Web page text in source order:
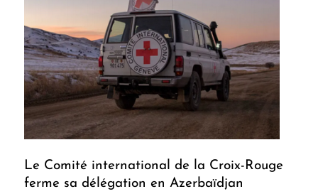
Le Comité international de la Croix-Rouge
ferme sa délégation en Azerbaïdjan